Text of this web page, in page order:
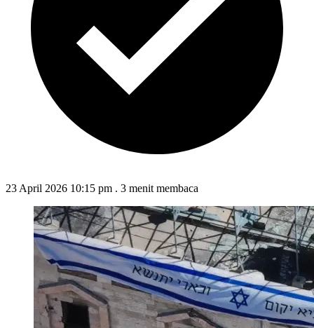
23 April 2026 10:15 pm . 3 menit membaca